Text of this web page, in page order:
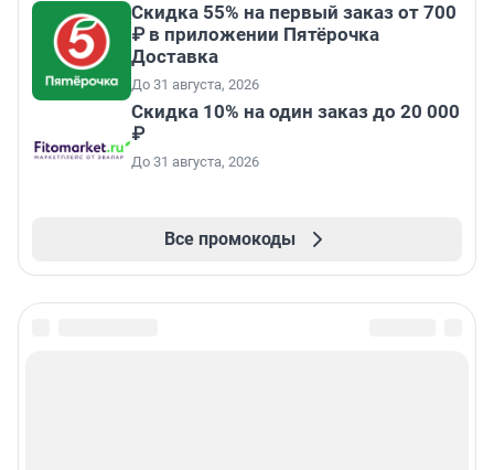
Скидка 55% на первый заказ от 700
₽ в приложении Пятёрочка
Доставка
До 31 августа, 2026
Скидка 10% на один заказ до 20 000
₽
До 31 августа, 2026
Все промокоды